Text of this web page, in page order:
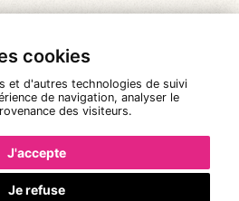
cookies
et d'autres technologies de suivi
de navigation, analyser le
des visiteurs.
J'accepte
Je refuse
|
Le Baiser Salé